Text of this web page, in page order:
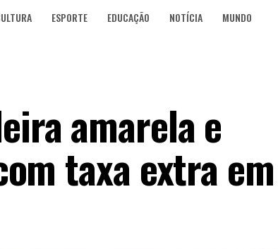
ESPORTE EDUCAÇÃO NOTÍCIA MUNDO
amarela e
taxa extra em